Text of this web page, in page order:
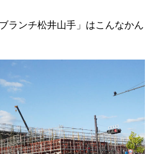
ランチ松井山手」はこんなかん